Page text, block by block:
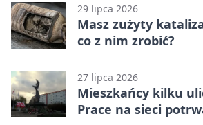
29 lipca 2026
Masz zużyty
co z nim zrobić?
27 lipca 2026
Mieszkańcy kilku
Prace na sieci